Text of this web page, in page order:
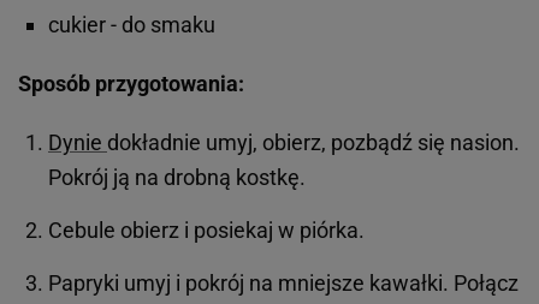
cukier - do smaku
Sposób przygotowania:
Dynie dokładnie umyj, obierz, pozbądź się nasion.
Pokrój ją na drobną kostkę.
Cebule obierz i posiekaj w piórka.
Papryki umyj i pokrój na mniejsze kawałki. Połącz